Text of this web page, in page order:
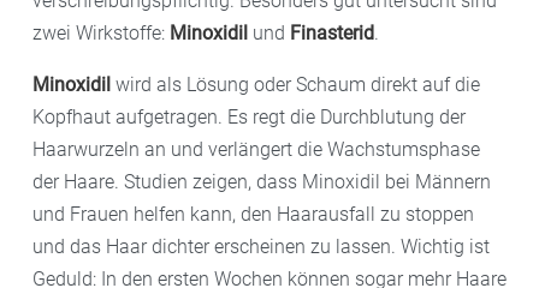
zwei Wirkstoffe: Minoxidil und Finasterid.
Minoxidil wird als Lösung oder Schaum direkt auf die
Kopfhaut aufgetragen. Es regt die Durchblutung der
Haarwurzeln an und verlängert die Wachstumsphase
der Haare. Studien zeigen, dass Minoxidil bei Männern
und Frauen helfen kann, den Haarausfall zu stoppen
und das Haar dichter erscheinen zu lassen. Wichtig ist
Geduld: In den ersten Wochen können sogar mehr Haare